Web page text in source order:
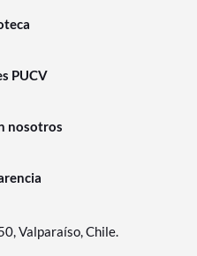
PUCV
nosotros
Valparaíso, Chile.